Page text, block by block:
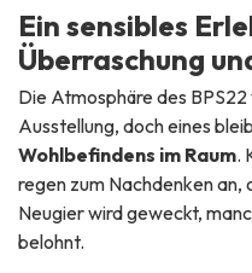
Ein sensibles
Überraschung
Die Atmosphäre des
Ausstellung, doch eines
Wohlbefindens im Raum.
regen zum Nachdenken an,
Neugier wird geweckt,
belohnt.